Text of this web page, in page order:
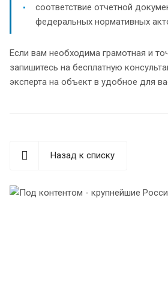
соответствие отчетной
федеральных нормативных
Если вам необходима грамотная и
запишитесь на бесплатную
эксперта на объект в удобное для
Назад к списку